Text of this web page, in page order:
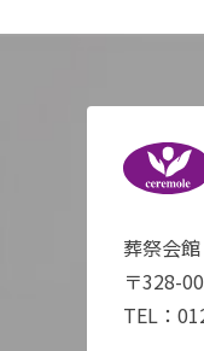
葬祭会
〒328-
TEL：